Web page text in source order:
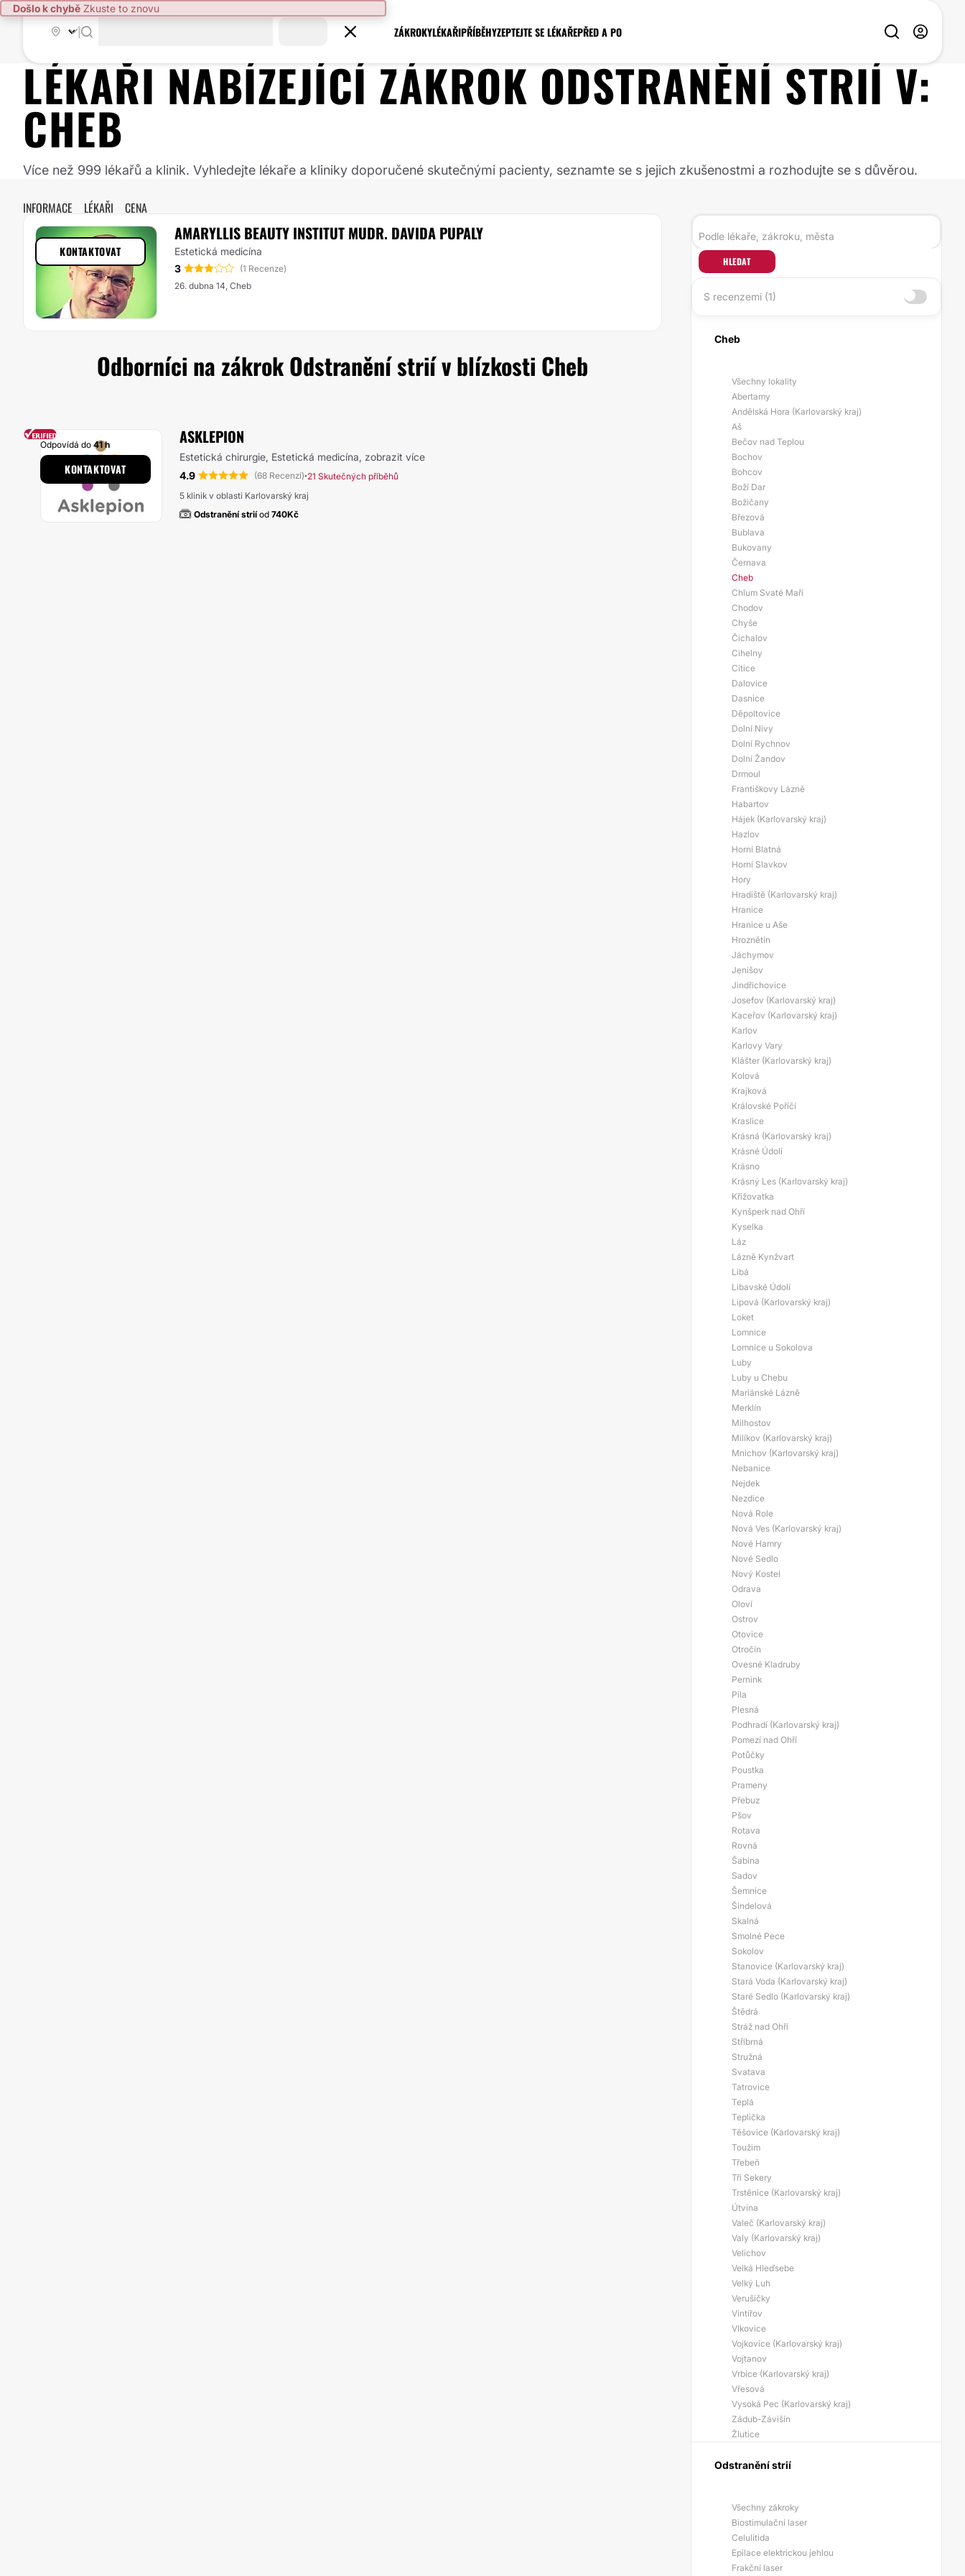
Došlo k chybě Zkuste to znovu
ZÁKROKYLÉKAŘIPŘÍBĚHYZEPTEJTE SE LÉKAŘEPŘED A PO
LÉKAŘI NABÍZEJÍCÍ ZÁKROKODSTRANĚNÍ STRIÍV:
CHEB
Více než 999 lékařů a klinik. Vyhledejte lékaře a kliniky doporučené skutečnými pacienty, seznamte se s jejich zkušenostmi a rozhodujte se s důvěrou.
INFORMACE LÉKAŘI CENA
AMARYLLIS BEAUTY INSTITUT MUDR. DAVIDA PUPALY
Estetická medicína
3
(1 Recenze)
26. dubna 14, Cheb
KONTAKTOVAT
Odborníci na zákrok Odstranění strií v blízkosti Cheb
ASKLEPION
Estetická chirurgie, Estetická medicína, zobrazit více
4.9
(68 Recenzí)·21 Skutečných příběhů
5 klinik v oblasti Karlovarský kraj
Odstranění striíod 740Kč
Odpovídá do 41 h
KONTAKTOVAT
HLEDAT
S recenzemi (1)
Cheb
Všechny lokality
Abertamy
Andělská Hora (Karlovarský kraj)
Aš
Bečov nad Teplou
Bochov
Bohcov
Boží Dar
Božičany
Březová
Bublava
Bukovany
Černava
Cheb
Chlum Svaté Maří
Chodov
Chyše
Čichalov
Cihelny
Citice
Dalovice
Dasnice
Děpoltovice
Dolní Nivy
Dolní Rychnov
Dolní Žandov
Drmoul
Františkovy Lázně
Habartov
Hájek (Karlovarský kraj)
Hazlov
Horní Blatná
Horní Slavkov
Hory
Hradiště (Karlovarský kraj)
Hranice
Hranice u Aše
Hroznětín
Jáchymov
Jenišov
Jindřichovice
Josefov (Karlovarský kraj)
Kaceřov (Karlovarský kraj)
Karlov
Karlovy Vary
Klášter (Karlovarský kraj)
Kolová
Krajková
Královské Poříčí
Kraslice
Krásná (Karlovarský kraj)
Krásné Údolí
Krásno
Krásný Les (Karlovarský kraj)
Křižovatka
Kynšperk nad Ohří
Kyselka
Láz
Lázně Kynžvart
Libá
Libavské Údolí
Lipová (Karlovarský kraj)
Loket
Lomnice
Lomnice u Sokolova
Luby
Luby u Chebu
Mariánské Lázně
Merklín
Milhostov
Milíkov (Karlovarský kraj)
Mnichov (Karlovarský kraj)
Nebanice
Nejdek
Nezdice
Nová Role
Nová Ves (Karlovarský kraj)
Nové Hamry
Nové Sedlo
Nový Kostel
Odrava
Oloví
Ostrov
Otovice
Otročín
Ovesné Kladruby
Pernink
Pila
Plesná
Podhradí (Karlovarský kraj)
Pomezí nad Ohří
Potůčky
Poustka
Prameny
Přebuz
Pšov
Rotava
Rovná
Šabina
Sadov
Šemnice
Šindelová
Skalná
Smolné Pece
Sokolov
Stanovice (Karlovarský kraj)
Stará Voda (Karlovarský kraj)
Staré Sedlo (Karlovarský kraj)
Štědrá
Stráž nad Ohří
Stříbrná
Stružná
Svatava
Tatrovice
Teplá
Teplička
Těšovice (Karlovarský kraj)
Toužim
Třebeň
Tři Sekery
Trstěnice (Karlovarský kraj)
Útvina
Valeč (Karlovarský kraj)
Valy (Karlovarský kraj)
Velichov
Velká Hleďsebe
Velký Luh
Verušičky
Vintířov
Vlkovice
Vojkovice (Karlovarský kraj)
Vojtanov
Vrbice (Karlovarský kraj)
Vřesová
Vysoká Pec (Karlovarský kraj)
Zádub-Závišín
Žlutice
Odstranění strií
Všechny zákroky
Biostimulační laser
Celulitida
Epilace elektrickou jehlou
Frakční laser